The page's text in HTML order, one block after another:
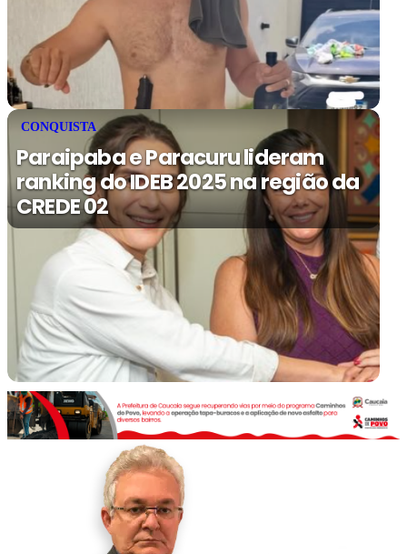
CONQUISTA
Paraipaba e Paracuru lideram
ranking do IDEB 2025 na região da
CREDE 02